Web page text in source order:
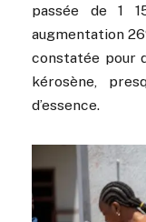
passée de 1
augmentation
constatée pour
kérosène,
d’essence.